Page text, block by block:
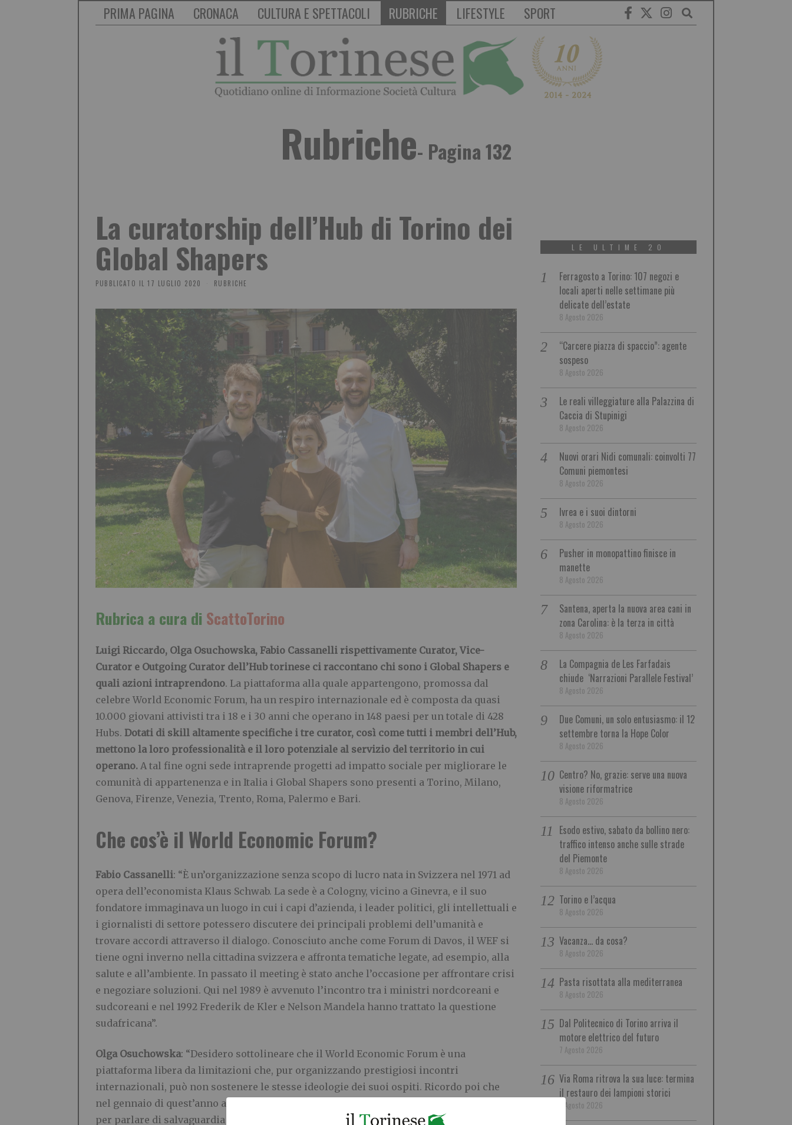
PRIMA PAGINA CRONACA CULTURA E SPETTACOLI RUBRICHE LIFESTYLE SPORT
Rubriche- Pagina 132
La curatorship dell’Hub di Torino dei
Global Shapers
PUBBLICATO IL 17 LUGLIO 2020 RUBRICHE
Rubrica a cura di ScattoTorino
Luigi Riccardo, Olga Osuchowska, Fabio Cassanelli rispettivamente Curator, Vice-
Curator e Outgoing Curator dell’Hub torinese ci raccontano chi sono i Global Shapers e
quali azioni intraprendono. La piattaforma alla quale appartengono, promossa dal
celebre World Economic Forum, ha un respiro internazionale ed è composta da quasi
10.000 giovani attivisti tra i 18 e i 30 anni che operano in 148 paesi per un totale di 428
Hubs. Dotati di skill altamente specifiche i tre curator, così come tutti i membri dell’Hub,
mettono la loro professionalità e il loro potenziale al servizio del territorio in cui
operano. A tal fine ogni sede intraprende progetti ad impatto sociale per migliorare le
comunità di appartenenza e in Italia i Global Shapers sono presenti a Torino, Milano,
Genova, Firenze, Venezia, Trento, Roma, Palermo e Bari.
Che cos’è il World Economic Forum?
Fabio Cassanelli: “È un’organizzazione senza scopo di lucro nata in Svizzera nel 1971 ad
opera dell’economista Klaus Schwab. La sede è a Cologny, vicino a Ginevra, e il suo
fondatore immaginava un luogo in cui i capi d’azienda, i leader politici, gli intellettuali e
i giornalisti di settore potessero discutere dei principali problemi dell’umanità e
trovare accordi attraverso il dialogo. Conosciuto anche come Forum di Davos, il WEF si
tiene ogni inverno nella cittadina svizzera e affronta tematiche legate, ad esempio, alla
salute e all’ambiente. In passato il meeting è stato anche l’occasione per affrontare crisi
e negoziare soluzioni. Qui nel 1989 è avvenuto l’incontro tra i ministri nordcoreani e
sudcoreani e nel 1992 Frederik de Kler e Nelson Mandela hanno trattato la questione
sudafricana”.
Olga Osuchowska: “Desidero sottolineare che il World Economic Forum è una
piattaforma libera da limitazioni che, pur organizzando prestigiosi incontri
internazionali, può non sostenere le stesse ideologie dei suoi ospiti. Ricordo poi che
nel gennaio di quest’anno a Davos si sono incontrati Donald Trump e Greta Thunberg
per parlare di salvaguardia ambientale”.
LE ULTIME 20
Ferragosto a Torino: 107 negozi e
locali aperti nelle settimane più
delicate dell’estate
8 Agosto 2026
“Carcere piazza di spaccio”: agente
sospeso
8 Agosto 2026
Le reali villeggiature alla Palazzina di
Caccia di Stupinigi
8 Agosto 2026
Nuovi orari Nidi comunali: coinvolti 77
Comuni piemontesi
8 Agosto 2026
Ivrea e i suoi dintorni
8 Agosto 2026
Pusher in monopattino finisce in
manette
8 Agosto 2026
Santena, aperta la nuova area cani in
zona Carolina: è la terza in città
8 Agosto 2026
La Compagnia de Les Farfadais
chiude ‘Narrazioni Parallele Festival’
8 Agosto 2026
Due Comuni, un solo entusiasmo: il 12
settembre torna la Hope Color
8 Agosto 2026
Centro? No, grazie: serve una nuova
visione riformatrice
8 Agosto 2026
Esodo estivo, sabato da bollino nero:
traffico intenso anche sulle strade
del Piemonte
8 Agosto 2026
Torino e l’acqua
8 Agosto 2026
Vacanza… da cosa?
8 Agosto 2026
Pasta risottata alla mediterranea
8 Agosto 2026
Dal Politecnico di Torino arriva il
motore elettrico del futuro
7 Agosto 2026
Via Roma ritrova la sua luce: termina
il restauro dei lampioni storici
7 Agosto 2026